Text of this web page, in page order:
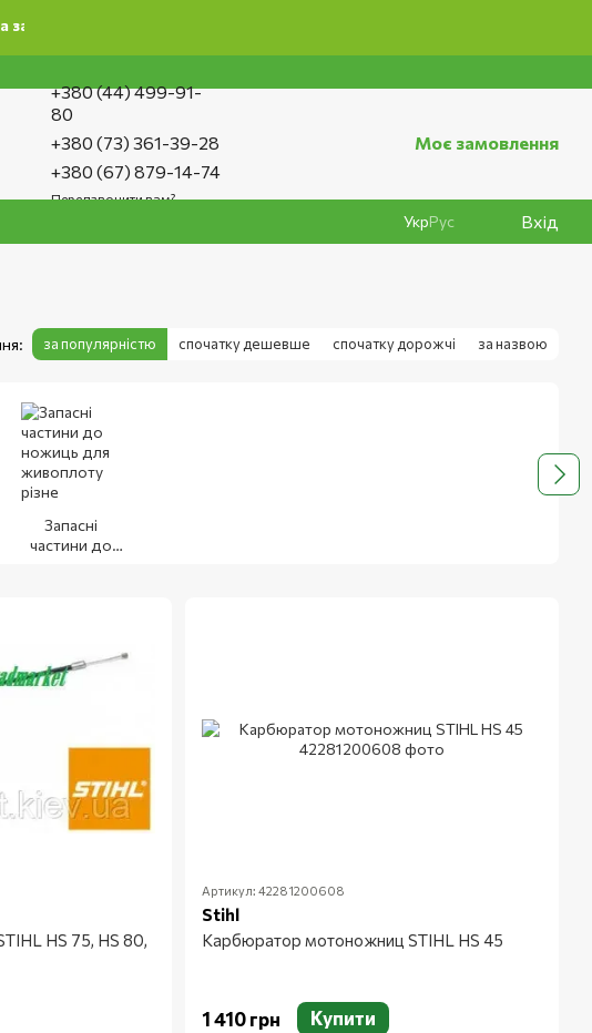
на сайті 500 грн
+380 (44) 499-91-
80
+380 (73) 361-39-28
+380 (67) 879-14-74
Передзвонити вам?
Моє замовлення
УкрРус Вхід
за популярністю спочатку дешевше спочатку дорожчі за назвою
Запасні
частини до
HS 75, HS 80,
Артикул: 42281200608
Stihl
Карбюратор мотоножниц STIHL HS 45
1 410 грн Купити